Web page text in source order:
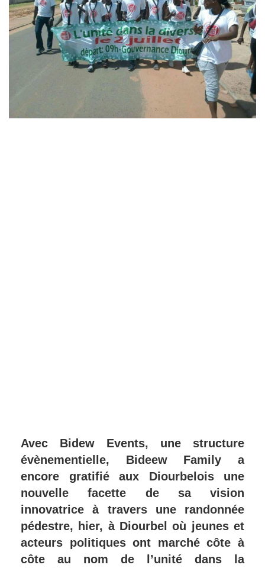
Avec Bidew Events, une structure
évènementielle, Bideew Family a
encore gratifié aux Diourbelois une
nouvelle facette de sa vision
innovatrice à travers une randonnée
pédestre, hier, à Diourbel où jeunes et
acteurs politiques ont marché côte à
côte au nom de l’unité dans la